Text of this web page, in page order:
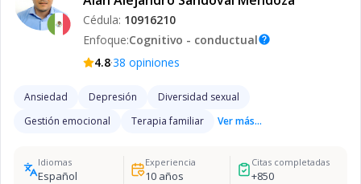
Cédula: 10916210
Enfoque:Cognitivo - conductualhelp
4.8·38 opiniones
Ansiedad Depresión
Diversidad sexual
Gestión emocional
Terapia familiar Ver más...
Idiomas
Español
Experiencia
10años
Citas completadas
+850